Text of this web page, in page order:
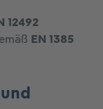
12492
EN 1385